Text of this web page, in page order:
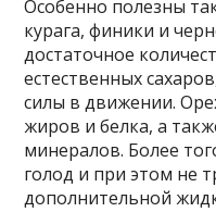
Особенно полезны
курага, финики и
достаточное
естественных
силы в движении.
жиров и белка, а
минералов. Более
голод и при этом не
дополнительной